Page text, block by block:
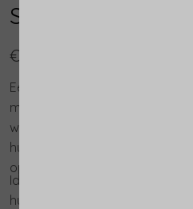
Sublime Skin
€ 116,00
Een innovatief crème-achtig
macro-hyaluronzuur, extract
weegbree dat inwerkt op de
huidstructuur (Archi-Lift™
opgevuld en ziet er compacter
Ideaal voor de rijpere huid en
huidconditie.